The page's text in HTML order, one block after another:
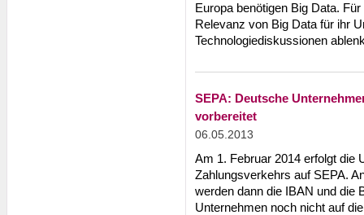
Europa benötigen Big Data.
Relevanz von Big Data für ihr
Technologiediskussionen
SEPA: Deutsche
vorbereitet
06.05.2013
Am 1. Februar 2014 erfolgt die
Zahlungsverkehrs auf SEPA.
werden dann die IBAN und die
Unternehmen noch nicht auf